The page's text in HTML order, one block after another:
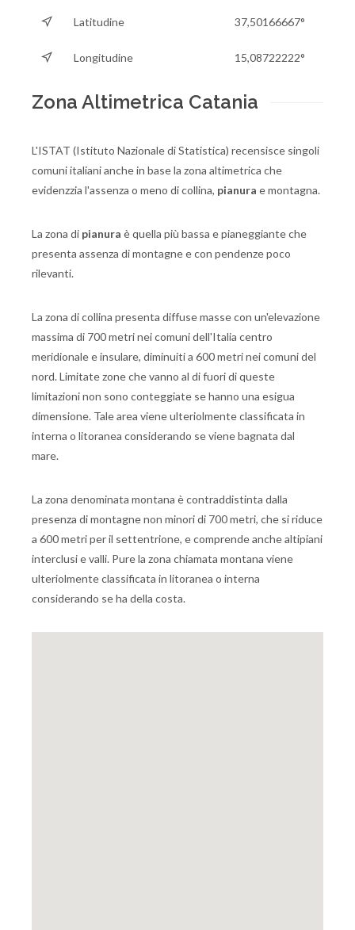
Latitudine 37,50166667°
Longitudine 15,08722222°
Zona Altimetrica Catania
L'ISTAT (Istituto Nazionale di Statistica) recensisce singoli
comuni italiani anche in base la zona altimetrica che
evidenzzia l'assenza o meno di collina, pianura e montagna.
La zona di pianura è quella più bassa e pianeggiante che
presenta assenza di montagne e con pendenze poco
rilevanti.
La zona di collina presenta diffuse masse con un'elevazione
massima di 700 metri nei comuni dell'Italia centro
meridionale e insulare, diminuiti a 600 metri nei comuni del
nord. Limitate zone che vanno al di fuori di queste
limitazioni non sono conteggiate se hanno una esigua
dimensione. Tale area viene ulteriolmente classificata in
interna o litoranea considerando se viene bagnata dal
mare.
La zona denominata montana è contraddistinta dalla
presenza di montagne non minori di 700 metri, che si riduce
a 600 metri per il settentrione, e comprende anche altipiani
interclusi e valli. Pure la zona chiamata montana viene
ulteriolmente classificata in litoranea o interna
considerando se ha della costa.